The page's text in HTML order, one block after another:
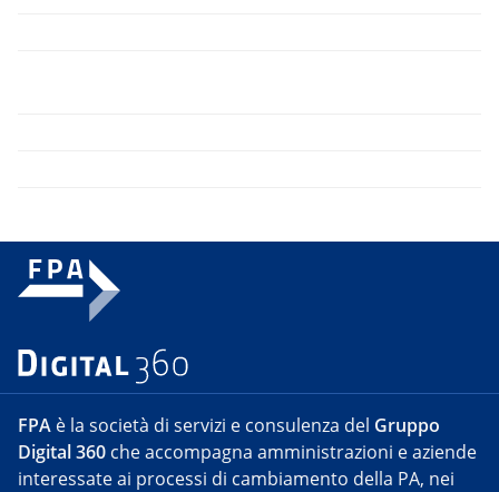
FPA è la società di servizi e consulenza del Gruppo
Digital 360 che accompagna amministrazioni e aziende
interessate ai processi di cambiamento della PA, nei